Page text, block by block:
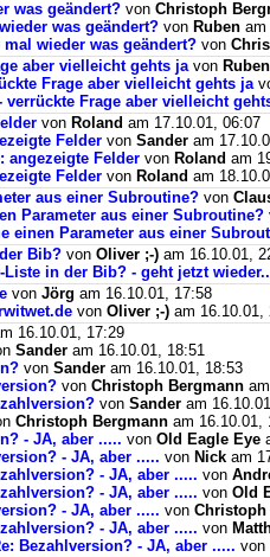
was geändert? von Christoph
was geändert? von Ruben am
mal wieder was geändert? von
aber vielleicht gehts javon Ruben
Frage aber vielleicht gehts ja
verrückte Frage aber vielleicht
von Roland am 17.10.01, 06:07
Felder von Sander am
angezeigte Felder von Roland am
Felder von Roland am
aus einer Subroutine? von
Parameter aus einer Subroutine?
einen Parameter aus einer
Bib? von Oliver ;-) am 16.10.01,
Liste in der Bib? - geht jetzt
von Jörg am 16.10.01, 17:58
von Oliver ;-) am 16.10.01,
16.10.01, 17:29
Sander am 16.10.01, 18:51
von Sander am 16.10.01, 18:53
von Christoph Bergmann
von Sander am
Christoph Bergmann am 16.10.01,
- JA, aber ..... von Old Eagle Eye
- JA, aber ..... von Nick am
- JA, aber ..... von
- JA, aber ..... von Old
- JA, aber ..... von Christoph
- JA, aber ..... von
Bezahlversion? - JA, aber ..... von